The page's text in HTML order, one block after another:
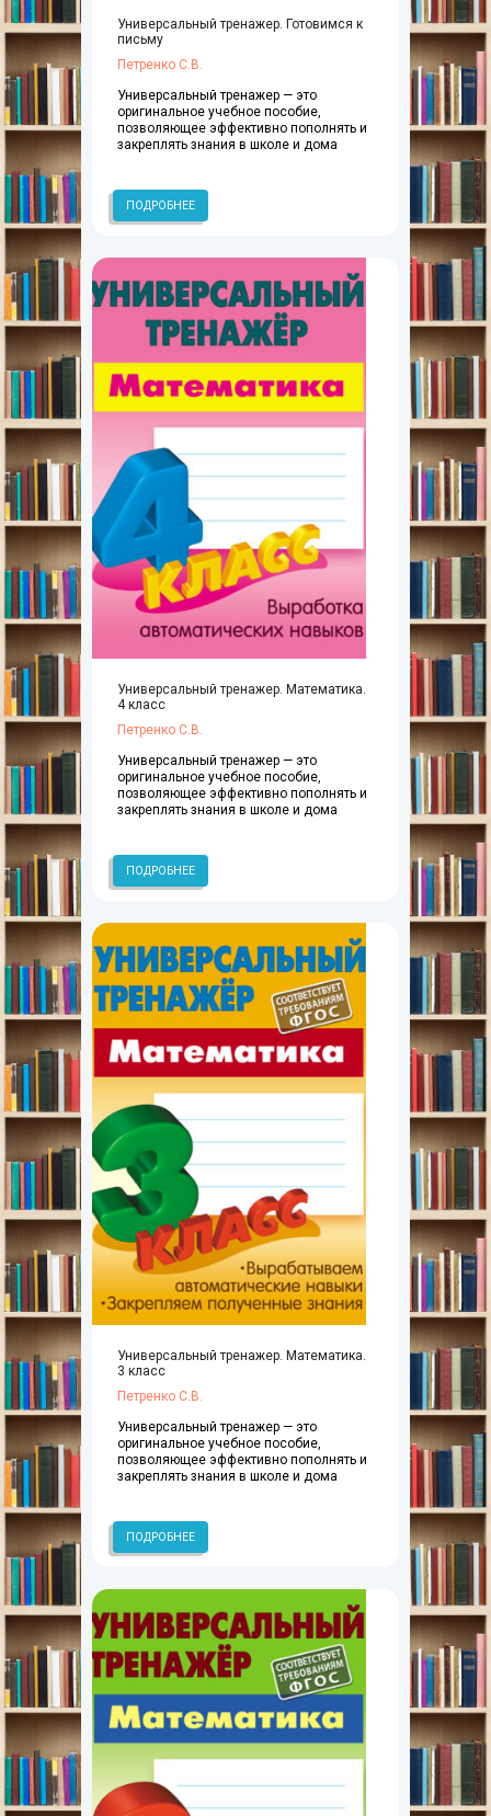
Универсальный тренажер. Готовимся к
письму
Петренко С.В.
Универсальный тренажер — это
оригинальное учебное пособие,
позволяющее эффективно пополнять и
закреплять знания в школе и дома
ПОДРОБНЕЕ
Универсальный тренажер. Математика.
4 класс
Петренко С.В.
Универсальный тренажер — это
оригинальное учебное пособие,
позволяющее эффективно пополнять и
закреплять знания в школе и дома
ПОДРОБНЕЕ
Универсальный тренажер. Математика.
3 класс
Петренко С.В.
Универсальный тренажер — это
оригинальное учебное пособие,
позволяющее эффективно пополнять и
закреплять знания в школе и дома
ПОДРОБНЕЕ